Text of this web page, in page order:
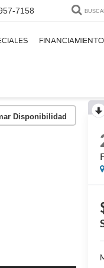
7158
FINANCIAMIENTO
Disponibilidad